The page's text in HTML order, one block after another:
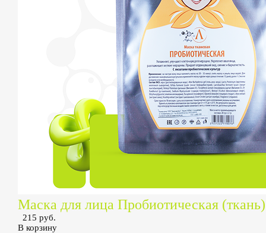
Маска для лица Пробиотическая (ткань)
215 руб.
В корзину